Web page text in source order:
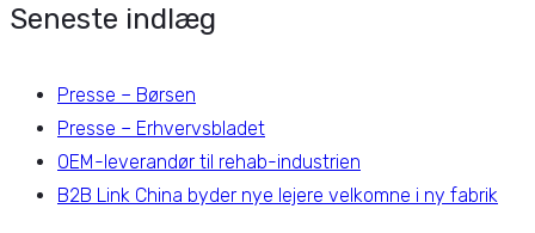
Seneste indlæg
Presse – Børsen
Presse – Erhvervsbladet
OEM-leverandør til rehab-industrien
B2B Link China byder nye lejere velkomne i ny fabrik